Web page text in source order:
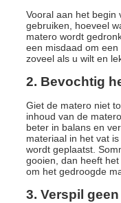
Vooral aan het begin
gebruiken, hoeveel
matero wordt
een misdaad om
zoveel als u wilt en
2. Bevochtig
Giet de matero niet
inhoud van de
beter in balans en
materiaal in het vat
wordt geplaatst.
gooien, dan heeft
om het gedroogde
3. Verspil